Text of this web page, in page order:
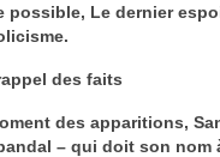
possible, Le dernier
des faits
des apparitions,
– qui doit son nom